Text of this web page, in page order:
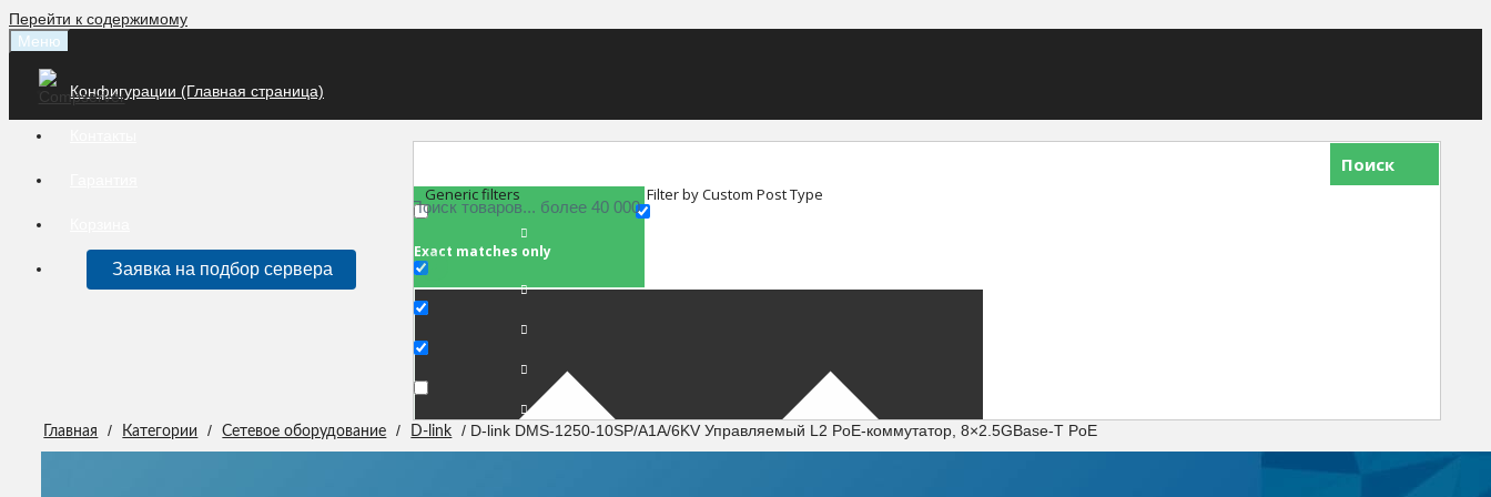
Перейти к содержимому
Меню
Конфигурации (Главная страница)
Заявка на подбор сервера
Поиск
Generic filters
Exact matches only
Filter by Custom Post Type
Главная / Категории / Сетевое оборудование / D-link / D-link DMS-1250-10SP/A1A/6KV Управляемый L2 PoE-коммутатор, 8×2.5GBase-T PoE